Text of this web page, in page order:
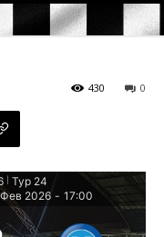
0
430
Тур 24
2026 - 17:00